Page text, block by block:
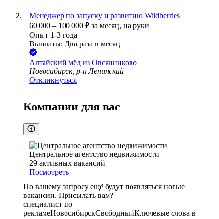
Менеджер по запуску и развитию Wildberries
60 000 – 100 000 ₽ за месяц, на руки
Опыт 1-3 года
Выплаты: Два раза в месяц
Алтайский мёд из Овсянниково
Новосибирск, р-н Ленинский
Откликнуться
Компании для вас
Центральное агентство недвижимости
29 активных вакансий
Посмотреть
По вашему запросу ещё будут появляться новые
вакансии. Присылать вам?
специалист по
рекламеНовосибирскСвободныйКлючевые слова в